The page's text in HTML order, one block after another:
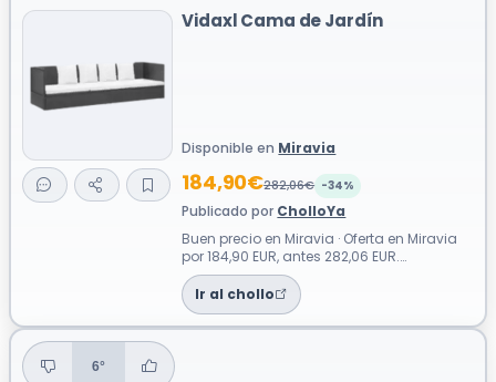
Vidaxl Cama de Jardín
Disponible en Miravia
184,90€282,06€ -34%
Publicado por CholloYa
Buen precio en Miravia · Oferta en Miravia
por 184,90 EUR, antes 282,06 EUR.
Descuento aproximado del 34%. Esta
cama ...
Ir al chollo
6°